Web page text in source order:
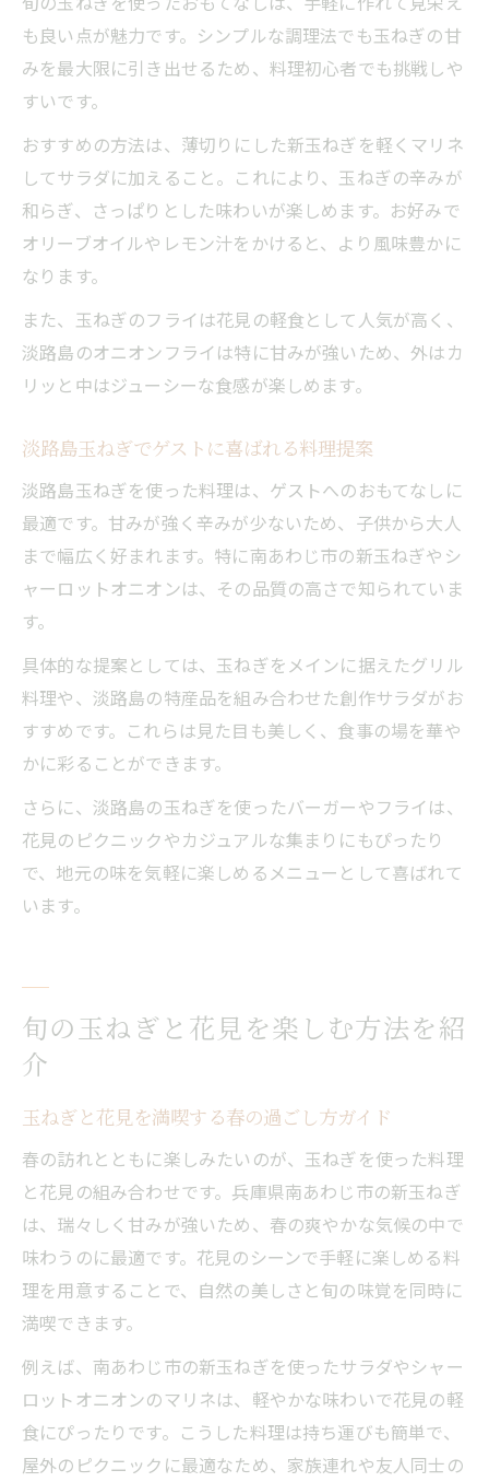
も良い点が魅力です。シンプルな調理法でも玉ねぎの甘
みを最大限に引き出せるため、料理初心者でも挑戦しや
すいです。
おすすめの方法は、薄切りにした新玉ねぎを軽くマリネ
してサラダに加えること。これにより、玉ねぎの辛みが
和らぎ、さっぱりとした味わいが楽しめます。お好みで
オリーブオイルやレモン汁をかけると、より風味豊かに
なります。
また、玉ねぎのフライは花見の軽食として人気が高く、
淡路島のオニオンフライは特に甘みが強いため、外はカ
リッと中はジューシーな食感が楽しめます。
淡路島玉ねぎでゲストに喜ばれる料理提案
淡路島玉ねぎを使った料理は、ゲストへのおもてなしに
最適です。甘みが強く辛みが少ないため、子供から大人
まで幅広く好まれます。特に南あわじ市の新玉ねぎやシ
ャーロットオニオンは、その品質の高さで知られていま
す。
具体的な提案としては、玉ねぎをメインに据えたグリル
料理や、淡路島の特産品を組み合わせた創作サラダがお
すすめです。これらは見た目も美しく、食事の場を華や
かに彩ることができます。
さらに、淡路島の玉ねぎを使ったバーガーやフライは、
花見のピクニックやカジュアルな集まりにもぴったり
で、地元の味を気軽に楽しめるメニューとして喜ばれて
います。
旬の玉ねぎと花見を楽しむ方法を紹
介
玉ねぎと花見を満喫する春の過ごし方ガイド
春の訪れとともに楽しみたいのが、玉ねぎを使った料理
と花見の組み合わせです。兵庫県南あわじ市の新玉ねぎ
は、瑞々しく甘みが強いため、春の爽やかな気候の中で
味わうのに最適です。花見のシーンで手軽に楽しめる料
理を用意することで、自然の美しさと旬の味覚を同時に
満喫できます。
例えば、南あわじ市の新玉ねぎを使ったサラダやシャー
ロットオニオンのマリネは、軽やかな味わいで花見の軽
食にぴったりです。こうした料理は持ち運びも簡単で、
屋外のピクニックに最適なため、家族連れや友人同士の